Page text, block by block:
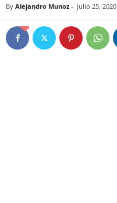
By Alejandro Munoz - julio 25, 2020